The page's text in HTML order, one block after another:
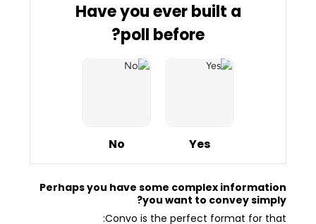
Have you ever built a
poll before?
Yes
No
Perhaps you have some complex information
you want to convey simply?
Convo is the perfect format for that: